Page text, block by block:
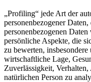
„Profiling“ jede Art der
personenbezogener
personenbezogenen
persönliche Aspekte, die
zu bewerten,
wirtschaftliche Lage,
Zuverlässigkeit,
natürlichen Person zu